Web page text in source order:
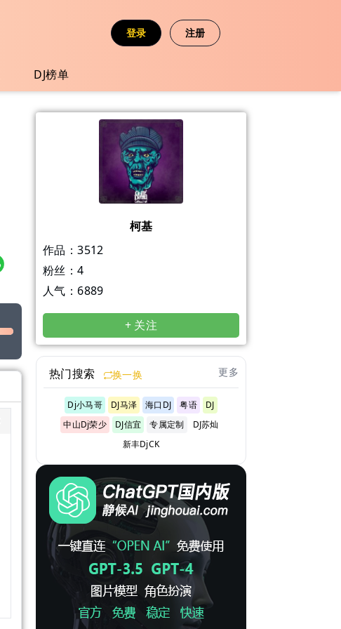
登录 注册
DJ榜单
柯基
作品：3512
粉丝：4
人气： 6889
+ 关注
热门搜索 换一换 更多
Dj小马哥 DJ马泽 海口DJ 粤语
DJ
中山Dj荣少
DJ信宜 专属定制
DJ苏灿
新丰DjCK